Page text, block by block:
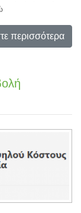
περισσότερα